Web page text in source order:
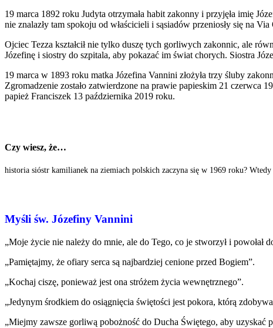
19 marca 1892 roku Judyta otrzymała habit zakonny i przyjęła imię
nie znalazły tam spokoju od właścicieli i sąsiadów przeniosły się na
Ojciec Tezza kształcił nie tylko duszę tych gorliwych zakonnic, ale
Józefinę i siostry do szpitala, aby pokazać im świat chorych. Siostra
19 marca w 1893 roku matka Józefina Vannini złożyła trzy śluby
Zgromadzenie zostało zatwierdzone na prawie papieskim 21 czerwca
papież Franciszek 13 października 2019 roku.
Czy wiesz, że…
historia sióstr kamilianek na ziemiach polskich zaczyna się w 1969 roku?
Myśli św. Józefiny Vannini
„Moje życie nie należy do mnie, ale do Tego, co je stworzył i powołał
„Pamiętajmy, że ofiary serca są najbardziej cenione przed Bogiem”.
„Kochaj ciszę, ponieważ jest ona stróżem życia wewnętrznego”.
„Jedynym środkiem do osiągnięcia świętości jest pokora, którą
„Miejmy zawsze gorliwą pobożność do Ducha Świętego, aby uzyskać